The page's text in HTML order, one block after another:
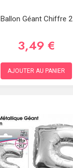
Ballon Géant Chiffre 2
3,49 €
AJOUTER AU PANIER